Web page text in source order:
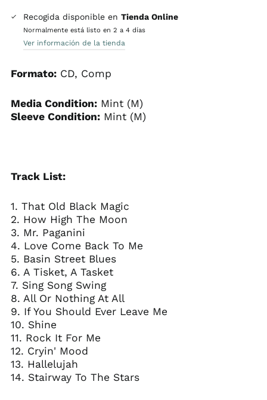
Recogida disponible en Tienda Online
Normalmente está listo en 2 a 4 días
Ver información de la tienda
Formato:CD, Comp
Media Condition:Mint (M)
Sleeve Condition:Mint (M)
Track List:
1. That Old Black Magic
2. How High The Moon
3. Mr. Paganini
4. Love Come Back To Me
5. Basin Street Blues
6. A Tisket, A Tasket
7. Sing Song Swing
8. All Or Nothing At All
9. If You Should Ever Leave Me
10. Shine
11. Rock It For Me
12. Cryin' Mood
13. Hallelujah
14. Stairway To The Stars